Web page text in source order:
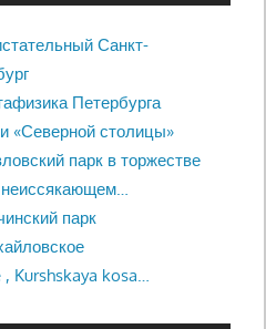
Санкт-
Петербурга
«Северной столицы»
парк в торжестве
парк
, Kurshskaya kosa…